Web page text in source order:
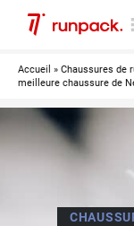
Accueil » Chaussures de
meilleure chaussure de